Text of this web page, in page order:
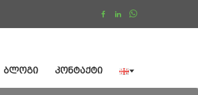
ᲑᲚᲝᲒᲘ ᲙᲝᲜᲢᲐᲥᲢᲘ